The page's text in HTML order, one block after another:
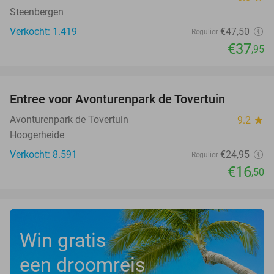
Steenbergen
Verkocht: 1.419
Regulier €47,50
€37,95
Entree voor Avonturenpark de Tovertuin
Avonturenpark de Tovertuin 9.2 star
Hoogerheide
Verkocht: 8.591
Regulier €24,95
€16,50
Win gratis
een droomreis